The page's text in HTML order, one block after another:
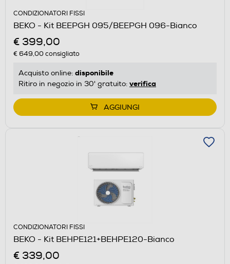
CONDIZIONATORI FISSI
BEKO - Kit BEEPGH 095/BEEPGH 096-Bianco
€ 399,00
€ 649,00consigliato
Acquisto online: disponibile
Ritiro in negozio in 30' gratuito: verifica
AGGIUNGI
CONDIZIONATORI FISSI
BEKO - Kit BEHPE121+BEHPE120-Bianco
€ 339,00